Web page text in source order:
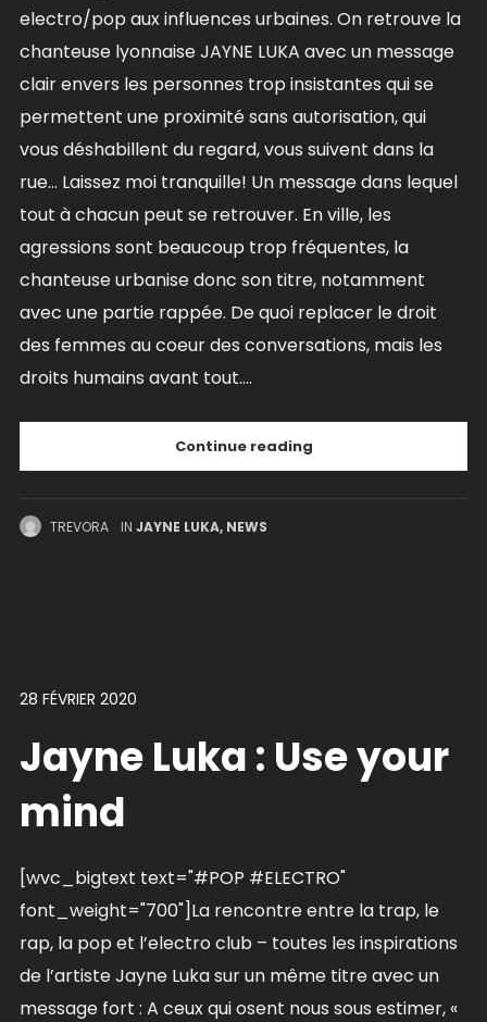
electro/pop aux influences urbaines. On retrouve la
chanteuse lyonnaise JAYNE LUKA avec un message
clair envers les personnes trop insistantes qui se
permettent une proximité sans autorisation, qui
vous déshabillent du regard, vous suivent dans la
rue… Laissez moi tranquille! Un message dans lequel
tout à chacun peut se retrouver. En ville, les
agressions sont beaucoup trop fréquentes, la
chanteuse urbanise donc son titre, notamment
avec une partie rappée. De quoi replacer le droit
des femmes au coeur des conversations, mais les
droits humains avant tout....
Continue reading
TREVORA IN JAYNE LUKA, NEWS
28 FÉVRIER 2020
Jayne Luka : Use your
mind
[wvc_bigtext text="#POP #ELECTRO"
font_weight="700"]La rencontre entre la trap, le
rap, la pop et l’electro club – toutes les inspirations
de l’artiste Jayne Luka sur un même titre avec un
message fort : A ceux qui osent nous sous estimer, «